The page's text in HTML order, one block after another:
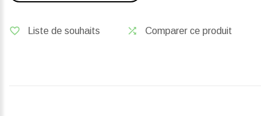
Liste de souhaits Comparer ce produit